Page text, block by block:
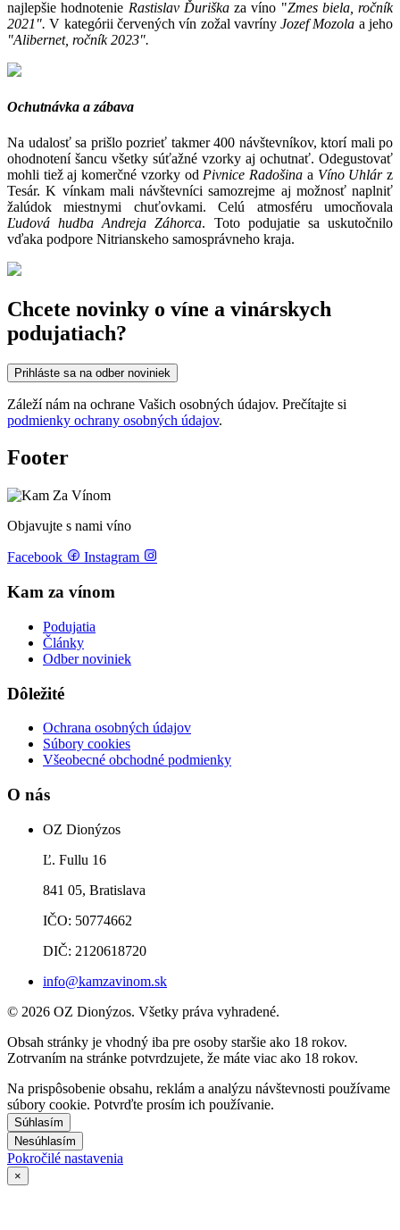
najlepšie hodnotenie Rastislav Ďuriška za víno "Zmes biela, ročník
2021".V kategórii červených vín zožal vavrínyJozef Mozola a jeho
"Alibernet, ročník 2023".
Ochutnávka a zábava
Na udalosť sa prišlo pozrieť takmer 400 návštevníkov, ktorí mali po
ohodnotení šancu všetky súťažné vzorky aj ochutnať. Odegustovať
mohli tiež aj komerčné vzorky od Pivnice Radošina a Víno Uhlárz
Tesár. K vínkam mali návštevníci samozrejme aj možnosť naplniť
žalúdok miestnymi chuťovkami. Celú atmosféru umocňovala
Ľudová hudba Andreja Záhorca. Toto podujatie sa uskutočnilo
vďaka podpore Nitrianskeho samosprávneho kraja.
Chcete novinky o víne a vinárskych
podujatiach?
Prihláste sa na odber noviniek
Záleží nám na ochrane Vašich osobných údajov. Prečítajte si
podmienky ochrany osobných údajov.
Footer
Objavujte s nami víno
Facebook Instagram
Kam za vínom
Podujatia
Články
Odber noviniek
Dôležité
Ochrana osobných údajov
Súbory cookies
Všeobecné obchodné podmienky
O nás
OZ Dionýzos
Ľ. Fullu 16
841 05, Bratislava
IČO: 50774662
DIČ: 2120618720
info@kamzavinom.sk
© 2026 OZ Dionýzos. Všetky práva vyhradené.
Obsah stránky je vhodný iba pre osoby staršie ako 18 rokov.
Zotrvaním na stránke potvrdzujete, že máte viac ako 18 rokov.
Na prispôsobenie obsahu, reklám a analýzu návštevnosti používame
súbory cookie. Potvrďte prosím ich používanie.
Súhlasím
Nesúhlasím
Pokročilé nastavenia
×